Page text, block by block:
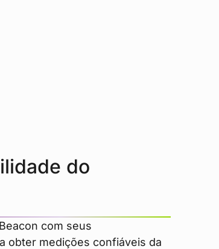
do
com seus
obter medições confiáveis da